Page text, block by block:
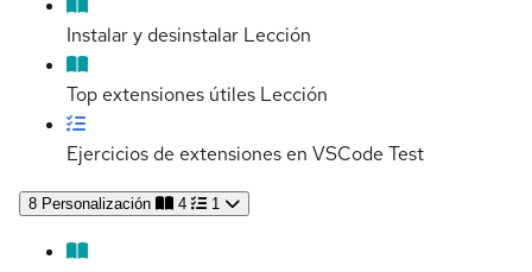
Instalar y desinstalar Lección
Top extensiones útiles Lección
Ejercicios de extensiones en VSCode Test
8 Personalización 4 1